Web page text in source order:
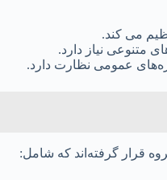
متنوعی نیاز دارد.
عمومی نظارت دارد.